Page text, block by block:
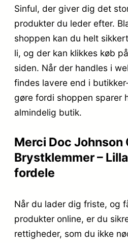
Sinful, der giver dig det
produkter du leder efter.
shoppen kan du helt
li, og der kan klikkes køb
siden. Når der handles i
findes lavere end i
gøre fordi shoppen sparer
almindelig butik.
Merci Doc Johnson
Brystklemmer –
fordele
Når du lader dig friste, og
produkter online, er du
rettigheder, som du ikke